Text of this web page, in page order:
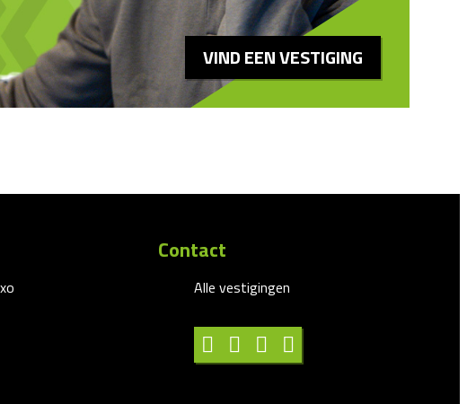
VIND EEN VESTIGING
Contact
Alle vestigingen